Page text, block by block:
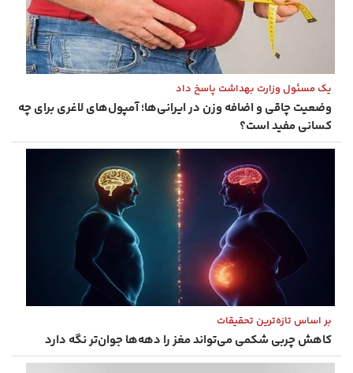
یک مسئول وزارت بهداشت پاسخ داد
وضعیت چاقی و اضافه وزن در ایرانی‌ها؛ آمپول‌های لاغری برای چه
کسانی مفید است؟
بر اساس تازه‌ترین تحقیقات
کاهش چربی شکمی می‌تواند مغز را دهه‌ها جوان‌تر نگه دارد